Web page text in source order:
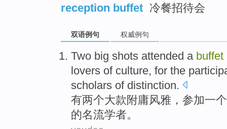
reception buffet 冷餐招待会
双语例句 权威例句
Two big shots attended a buffet
lovers ofculture, for the
scholars of distinction.
有两个大款附庸风雅， 参加一个
的名流学者。